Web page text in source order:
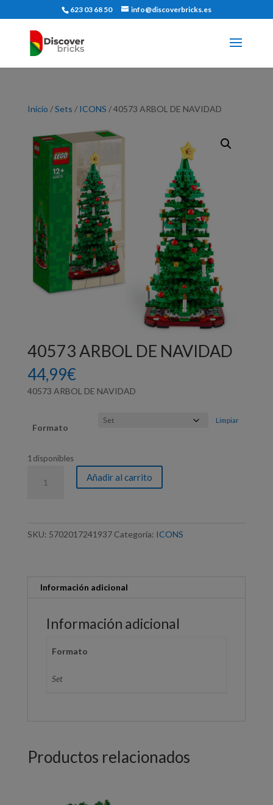
623 03 68 50 info@discoverbricks.es
Inicio /Sets / ICONS / 40573 ARBOL DE NAVIDAD
40573 ARBOL DE NAVIDAD
44,99€
40573 ARBOL DE NAVIDAD
Formato
Limpiar
1 disponibles
ARBOL
Añadir al carrito
SKU: 5702017241937 Categoría: ICONS
Información adicional
Información adicional
Formato
Set
Productos relacionados